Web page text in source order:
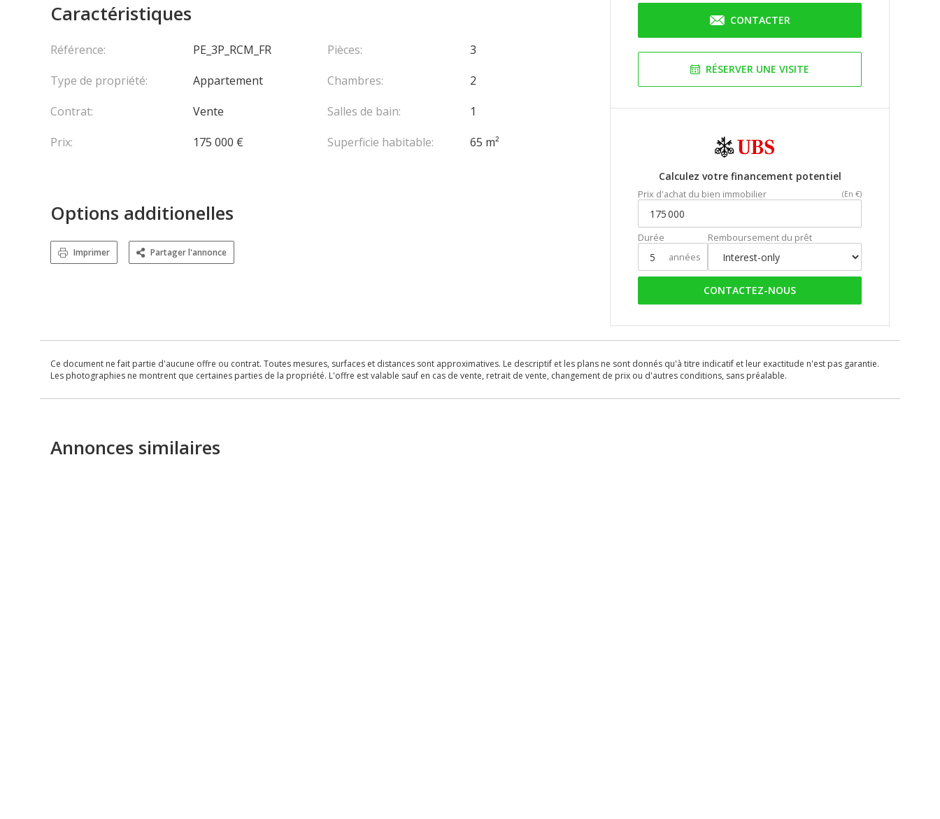
CONTACTER
RÉSERVER UNE VISITE
Calculez votre financement potentiel
Prix d'achat du bien immobilier (En €)
Durée
années
Remboursement du prêt
CONTACTEZ-NOUS
Caractéristiques
Référence:
PE_3P_RCM_FR
Type de propriété:
Appartement
Contrat:
Vente
Prix:
175 000 €
Pièces:
3
Chambres:
2
Salles de bain:
1
Superficie habitable:
65 m²
Options additionelles
Imprimer Partager l'annonce
Ce document ne fait partie d'aucune offre ou contrat. Toutes mesures, surfaces et distances sont approximatives. Le descriptif et les plans ne sont donnés qu'à titre indicatif et leur exactitude n'est pas garantie.
Les photographies ne montrent que certaines parties de la propriété. L'offre est valable sauf en cas de vente, retrait de vente, changement de prix ou d'autres conditions, sans préalable.
Annonces similaires